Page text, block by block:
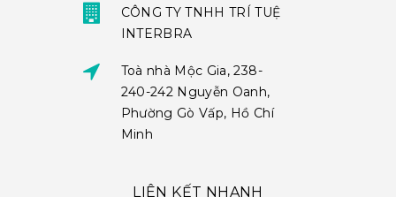
CÔNG TY TNHH TRÍ TUỆ
INTERBRA
Toà nhà Mộc Gia, 238-
240-242 Nguyễn Oanh,
Phường Gò Vấp, Hồ Chí
Minh
LIÊN KẾT NHANH